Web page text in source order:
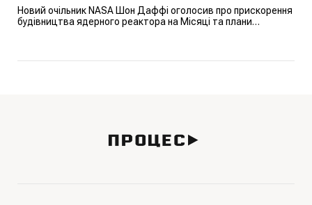
Новий очільник NASA Шон Даффі оголосив про прискорення
будівництва ядерного реактора на Місяці та плани